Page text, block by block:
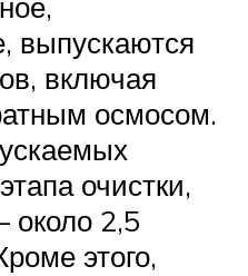
выпускаются
включая
осмосом.
очистки,
около 2,5
этого,